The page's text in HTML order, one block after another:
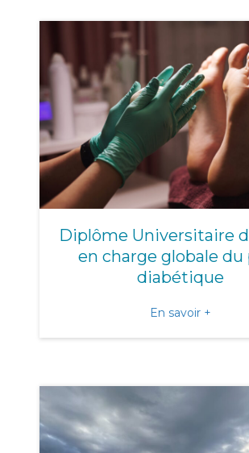
Diplôme Universitaire
en charge globale du
diabétique
En savoir +